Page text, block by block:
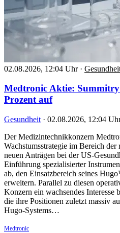
02.08.2026, 12:04 Uhr ·
Medtronic Aktie:
Prozent auf
Gesundheit · 02.08.2026, 12:04
Der Medizintechnikkonzern
Wachstumsstrategie im Bereich
neuen Anträgen bei der US-
Einführung spezialisierter
ab, den Einsatzbereich seines
erweitern. Parallel zu diesen
Konzern ein wachsendes Interesse
die ihre Positionen zuletzt massiv
Hugo-Systems…
Medtronic